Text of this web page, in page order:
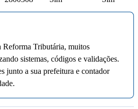
Reforma Tributária, muitos
sistemas, códigos e validações.
junto a sua prefeitura e contador